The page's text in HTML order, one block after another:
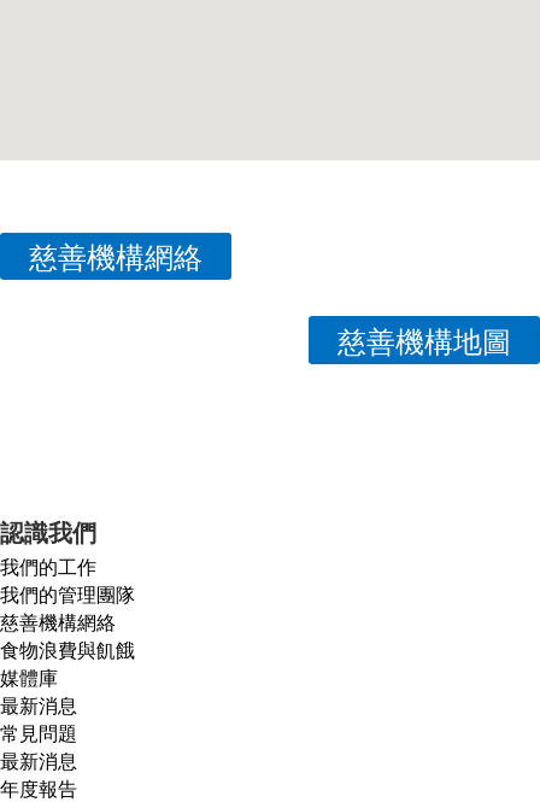
慈善機構網絡
慈善機構地圖
認識我們
我們的工作
我們的管理團隊
慈善機構網絡
食物浪費與飢餓
媒體庫
最新消息
常見問題
最新消息
年度報告